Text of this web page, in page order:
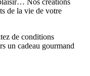
Nos créations
de la vie de votre
de conditions
un cadeau gourmand